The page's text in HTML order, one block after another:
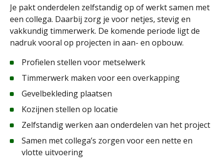
Je pakt onderdelen zelfstandig op of werkt samen met
een collega. Daarbij zorg je voor netjes, stevig en
vakkundig timmerwerk. De komende periode ligt de
nadruk vooral op projecten in aan- en opbouw.
Profielen stellen voor metselwerk
Timmerwerk maken voor een overkapping
Gevelbekleding plaatsen
Kozijnen stellen op locatie
Zelfstandig werken aan onderdelen van het project
Samen met collega’s zorgen voor een nette en
vlotte uitvoering